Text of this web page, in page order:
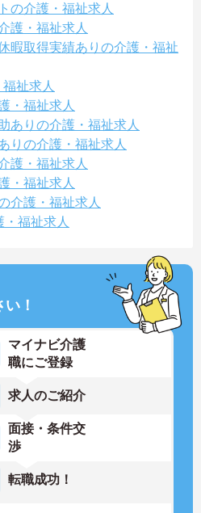
の介護・福祉求人
護・福祉求人
暇取得実績ありの介護・福祉
祉求人
・福祉求人
ありの介護・福祉求人
りの介護・福祉求人
護・福祉求人
・福祉求人
介護・福祉求人
福祉求人
！
マイナビ介護
職にご登録
求人のご紹介
面接・条件交
渉
転職成功！